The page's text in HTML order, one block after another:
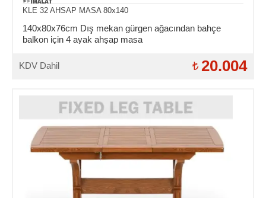
KLE 32 AHSAP MASA 80x140
140x80x76cm Dış mekan gürgen ağacından bahçe
balkon için 4 ayak ahşap masa
KDV Dahil 20.004